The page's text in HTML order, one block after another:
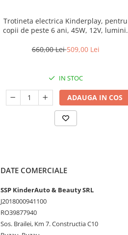
Trotineta electrica Kinderplay, pentru
copii de peste 6 ani, 45W, 12V, lumini,
660,00 Lei509,00 Lei
IN STOC
ADAUGA IN COS
DATE COMERCIALE
SSP KinderAuto & Beauty SRL
J2018000941100
RO39877940
Sos. Brailei, Km 7. Constructia C10